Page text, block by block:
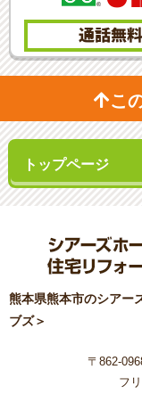
通話無料
こ
熊本県熊本市のシアー
ブズ＞
〒862-
フ